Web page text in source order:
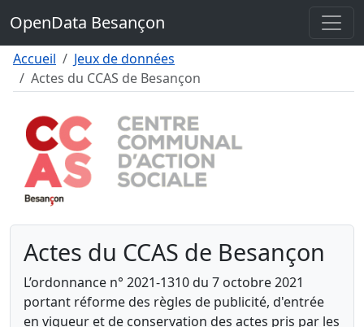
Menu
Pied de page
OpenData Besançon
Accueil
Jeux de données
Actes du CCAS de Besançon
Actes du CCAS de Besançon
L’ordonnance n° 2021-1310 du 7 octobre 2021
portant réforme des règles de publicité, d'entrée
en vigueur et de conservation des actes pris par les